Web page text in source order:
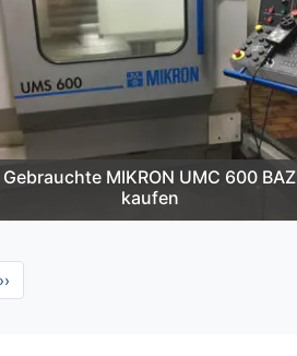
Gebrauchte MIKRON UMC 600 BAZ
kaufen
Nächste
››